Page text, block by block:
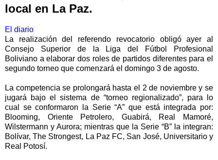
local en La Paz.
El diario
La realización del referendo revocatorio obligó ayer al
Consejo Superior de la Liga del Fútbol Profesional
Boliviano a elaborar dos roles de partidos diferentes para el
segundo torneo que comenzará el domingo 3 de agosto.
La competencia se prolongará hasta el 2 de noviembre y se
jugará bajo el sistema de “torneo regionalizado”, para lo
cual se conformaron la Serie “A” que está integrada por:
Blooming, Oriente Petrolero, Guabirá, Real Mamoré,
Wilstermann y Aurora; mientras que la Serie “B” la integran:
Bolívar, The Strongest, La Paz FC, San José, Universitario y
Real Potosí.